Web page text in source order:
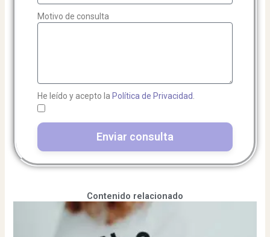
Motivo de consulta
He leído y acepto la Política de Privacidad
Enviar consulta
Contenido relacionado